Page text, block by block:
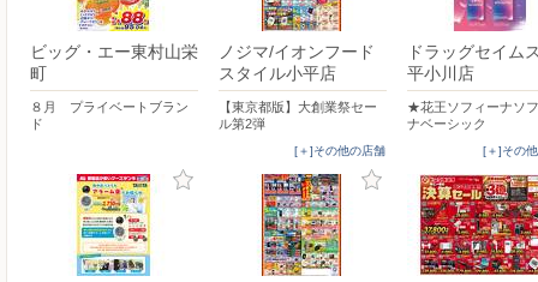
ビッグ・エー東村山栄
町
８月 プライベートブラン
ド
ノジマ/イオンフード
スタイル小平店
【東京都版】大創業祭セー
ル第2弾
[＋]その他の店舗
ドラッグセイ
平小川店
★花王ソフィーナソ
ナベーシック
[＋]その